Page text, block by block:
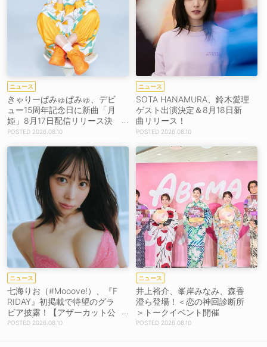
ニュース
きゃりーぱみゅぱみゅ、デビ
ュー15周年記念日に新曲「月
姫」8月17日配信リリース決
定！
2026.08.10
ニュース
SOTA HANAMURA、鈴木愛理
ゲスト出演決定＆8月18日新
曲リリース！
2026.08.10
ニュース
七海りお（#Mooove!）、『F
RIDAY』初掲載で待望のグラ
ビア披露！【アザーカット公
開】
2026.08.10
ニュース
井上裕介、峯岸みなみ、森香
澄ら登場！＜恋の神回診断所
＞トークイベント開催
2026.08.10